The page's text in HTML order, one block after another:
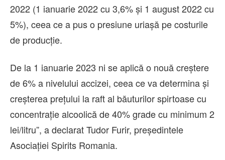
2022 (1 ianuarie 2022 cu 3,6% şi 1 august 2022 cu
5%), ceea ce a pus o presiune uriaşă pe costurile
de producţie.
De la 1 ianuarie 2023 ni se aplică o nouă creştere
de 6% a nivelului accizei, ceea ce va determina şi
creşterea preţului la raft al băuturilor spirtoase cu
concentraţie alcoolică de 40% grade cu minimum 2
lei/litru”, a declarat Tudor Furir, preşedintele
Asociaţiei Spirits Romania.